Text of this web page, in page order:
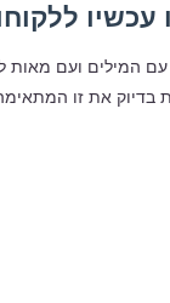
עכשיו
כתיבה. מאז גדלנו
את זו